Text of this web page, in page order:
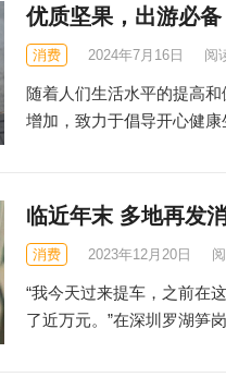
优质坚果，出游必
消费 2024年7月16日 阅
随着人们生活水平的提高
增加，致力于倡导开心健
临近年末 多地再发
消费 2023年12月20日
“我今天过来提车，之前在
了近万元。”在深圳罗湖笋